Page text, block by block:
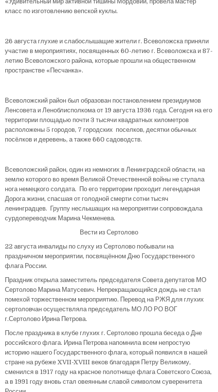
класс по изготовлению вепской куклы.
26 августа глухие и слабослышащие жители г. Всеволожска приняли
участие в мероприятиях, посвященных 60-летию г. Всеволожска и 87-
летию Всеволожского района, которые прошли на общественном
пространстве «Песчанка».
Всеволожский район был образован постановлением президиумов
Ленсовета и Леноблисполкома от 19 августа 1936 года. Сегодня на его
территории площадью почти 3 тысячи квадратных километров
расположены 5 городов, 7 городских поселков, десятки обычных
посёлков и деревень, а также 660 садоводств.
Всеволожский район, один из немногих в Ленинградской области, на
землю которого во время Великой Отечественной войны не ступала
нога немецкого солдата. По его территории проходит легендарная
Дорога жизни, спасшая от голодной смерти сотни тысяч
ленинградцев. Группу неслышащих на мероприятии сопровождала
сурдопереводчик Марина Чекменева.
Вести из Сертолово
22 августа инвалиды по слуху из Сертолово побывали на
праздничном мероприятии, посвящённом Дню Государственного
флага России.
Праздник открыла заместитель председателя Совета депутатов МО
Сертолово Марина Матусевич. Непрекращающийся дождь не стал
помехой торжественном мероприятию. Перевод на РЖЯ для глухих
сертоловчан осуществляла председатель МО ЛО РО ВОГ
г.Сертолово Ирина Петрова.
После праздника в клубе глухих г. Сертолово прошла беседа о Дне
российского флага. Ирина Петрова напомнила всем непростую
историю нашего Государственного флага, который появился в нашей
стране на рубеже XVII-XVIII веков благодаря Петру Великому,
сменился в 1917 году на красное полотнище флага Советского Союза,
а в 1991 году вновь стал овеянным славой символом суверенитета